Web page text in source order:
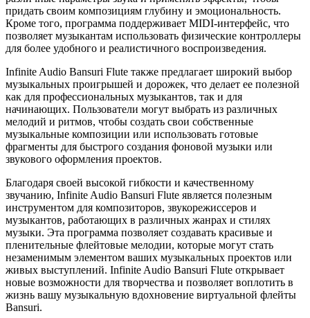
придать своим композициям глубину и эмоциональность.
Кроме того, программа поддерживает MIDI-интерфейс, что
позволяет музыкантам использовать физические контроллеры
для более удобного и реалистичного воспроизведения.
Infinite Audio Bansuri Flute также предлагает широкий выбор
музыкальных проигрышей и дорожек, что делает ее полезной
как для профессиональных музыкантов, так и для
начинающих. Пользователи могут выбрать из различных
мелодий и ритмов, чтобы создать свои собственные
музыкальные композиции или использовать готовые
фрагменты для быстрого создания фоновой музыки или
звукового оформления проектов.
Благодаря своей высокой гибкости и качественному
звучанию, Infinite Audio Bansuri Flute является полезным
инструментом для композиторов, звукорежиссеров и
музыкантов, работающих в различных жанрах и стилях
музыки. Эта программа позволяет создавать красивые и
пленительные флейтовые мелодии, которые могут стать
незаменимым элементом ваших музыкальных проектов или
живых выступлений. Infinite Audio Bansuri Flute открывает
новые возможности для творчества и позволяет воплотить в
жизнь вашу музыкальную вдохновение виртуальной флейты
Bansuri.